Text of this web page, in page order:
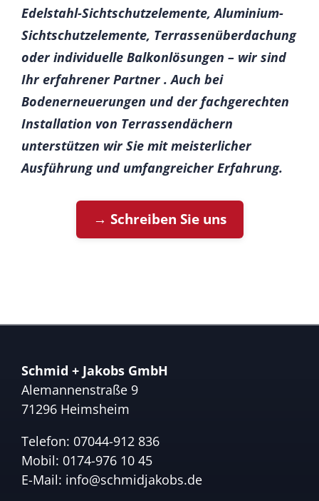
Edelstahl-Sichtschutzelemente, Aluminium-
Sichtschutzelemente, Terrassenüberdachung
oder individuelle Balkonlösungen – wir sind
Ihr erfahrener Partner . Auch bei
Bodenerneuerungen und der fachgerechten
Installation von Terrassendächern
unterstützen wir Sie mit meisterlicher
Ausführung und umfangreicher Erfahrung.
→ Schreiben Sie uns
Schmid + Jakobs GmbH
Alemannenstraße 9
71296 Heimsheim
Telefon: 07044-912 836
Mobil: 0174-976 10 45
E-Mail: info@schmidjakobs.de